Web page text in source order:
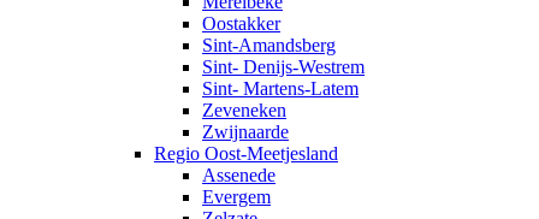
Oostakker
Sint-Amandsberg
Sint- Denijs-Westrem
Sint- Martens-Latem
Zeveneken
Zwijnaarde
Regio Oost-Meetjesland
Assenede
Evergem